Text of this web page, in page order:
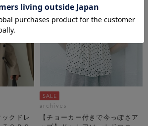
ックドレ
archives
【チョーカー付きで今っぽさア